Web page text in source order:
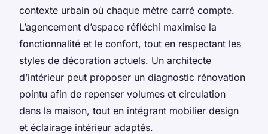
contexte urbain où chaque mètre carré compte.
L’agencement d’espace réfléchi maximise la
fonctionnalité et le confort, tout en respectant les
styles de décoration actuels. Un architecte
d’intérieur peut proposer un diagnostic rénovation
pointu afin de repenser volumes et circulation
dans la maison, tout en intégrant mobilier design
et éclairage intérieur adaptés.